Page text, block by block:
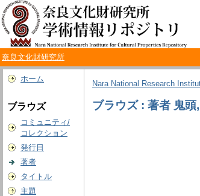
奈良文化財研究所
ホーム
ブラウズ
コミュニティ/
コレクション
発行日
著者
タイトル
主題
Nara National Research
ブラウズ : 著者 鬼頭